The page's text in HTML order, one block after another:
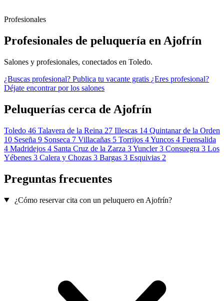
Profesionales
Profesionales de peluquería en Ajofrín
Salones y profesionales, conectados en Toledo.
¿Buscas profesional? Publica tu vacante gratis ¿Eres profesional?
Déjate encontrar por los salones
Peluquerías cerca de Ajofrín
Toledo 46 Talavera de la Reina 27 Illescas 14 Quintanar de la Orden
10 Seseña 9 Sonseca 7 Villacañas 5 Torrijos 4Yuncos 4 Fuensalida
4 Madridejos 4 Santa Cruz de la Zarza 3Yuncler3 Consuegra 3 Los
Yébenes 3 Calera y Chozas 3 Bargas 3 Esquivias 2
Preguntas frecuentes
¿Cómo reservar cita con un peluquero en Ajofrín?